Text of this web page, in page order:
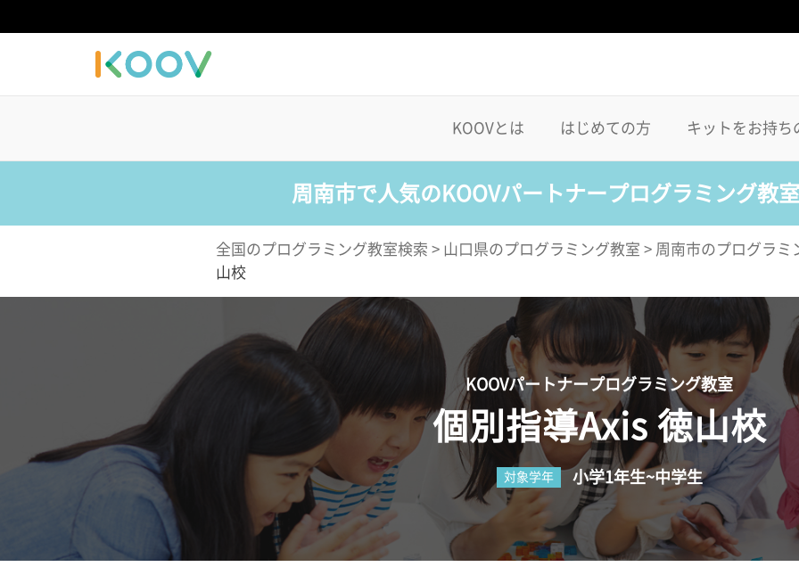
KOOVとは はじめての方 キットをお持ち
周南市で人気のKOOVパートナープログラミング教
全国のプログラミング教室検索 > 山口県のプログラミング教室 > 周南市のプログラミ
山校
KOOVパートナープログラミング教室
個別指導Axis 徳山校
対象学年 小学1年生~中学生